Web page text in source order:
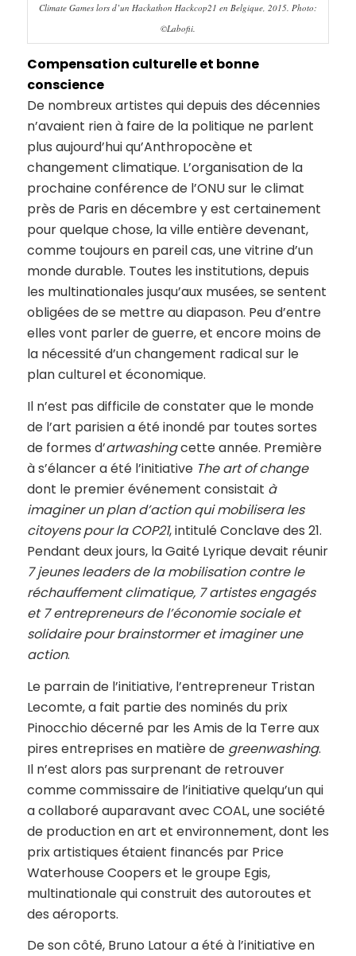
Climate Games lors d’un Hackathon Hackcop21 en Belgique, 2015. Photo:
©Labofii.
Compensation culturelle et bonne
conscience
De nombreux artistes qui depuis des décennies
n’avaient rien à faire de la politique ne parlent
plus aujourd’hui qu’Anthropocène et
changement climatique. L’organisation de la
prochaine conférence de l’ONU sur le climat
près de Paris en décembre y est certainement
pour quelque chose, la ville entière devenant,
comme toujours en pareil cas, une vitrine d’un
monde durable. Toutes les institutions, depuis
les multinationales jusqu’aux musées, se sentent
obligées de se mettre au diapason. Peu d’entre
elles vont parler de guerre, et encore moins de
la nécessité d’un changement radical sur le
plan culturel et économique.
Il n’est pas difficile de constater que le monde
de l’art parisien a été inondé par toutes sortes
de formes d’artwashingcette année. Première
à s’élancer a été l’initiative The art of change
dont le premier événement consistait à
imaginer un plan d’action qui mobilisera les
citoyens pour la COP21, intitulé Conclave des 21.
Pendant deux jours, la Gaité Lyrique devait réunir
7 jeunes leaders de la mobilisation contre le
réchauffement climatique, 7 artistes engagés
et 7 entrepreneurs de l’économie sociale et
solidaire pour brainstormer et imaginer une
action.
Le parrain de l’initiative, l’entrepreneur Tristan
Lecomte, a fait partie des nominés du prix
Pinocchio décerné par les Amis de la Terre aux
pires entreprises en matière de greenwashing.
Il n’est alors pas surprenant de retrouver
comme commissaire de l’initiative quelqu’un qui
a collaboré auparavant avec COAL, une société
de production en art et environnement, dont les
prix artistiques étaient financés par Price
Waterhouse Coopers et le groupe Egis,
multinationale qui construit des autoroutes et
des aéroports.
De son côté, Bruno Latour a été à l’initiative en